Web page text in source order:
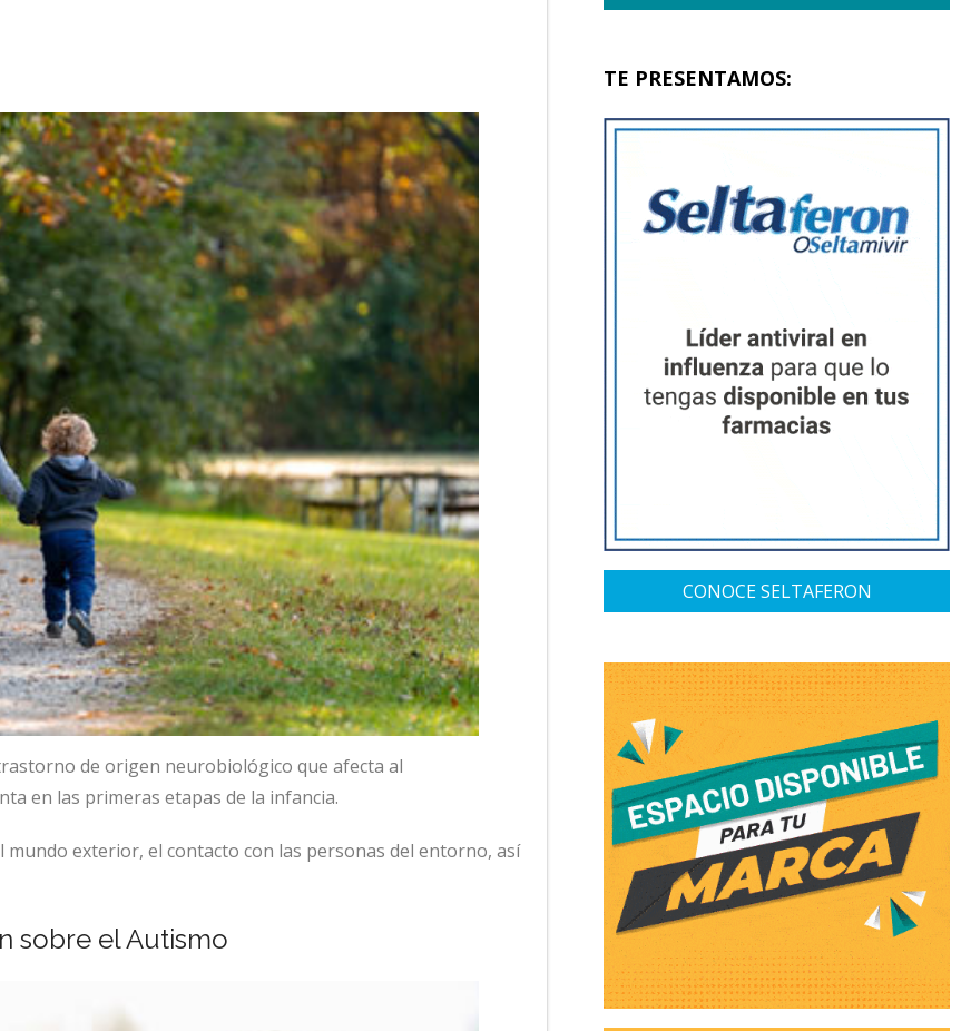
de origen neurobiológico que afecta al
en las primeras etapas de la infancia.
exterior, el contacto con las personas del entorno, así
sobre el Autismo
TE PRESENTAMOS:
CONOCE SELTAFERON